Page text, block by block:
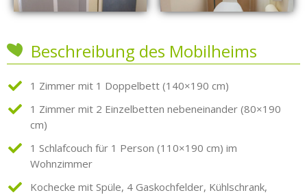
Beschreibung des Mobilheims
1 Zimmer mit 1 Doppelbett (140×190 cm)
1 Zimmer mit 2 Einzelbetten nebeneinander (80×190
cm)
1 Schlafcouch für 1 Person (110×190 cm) im
Wohnzimmer
Kochecke mit Spüle, 4 Gaskochfelder, Kühlschrank,